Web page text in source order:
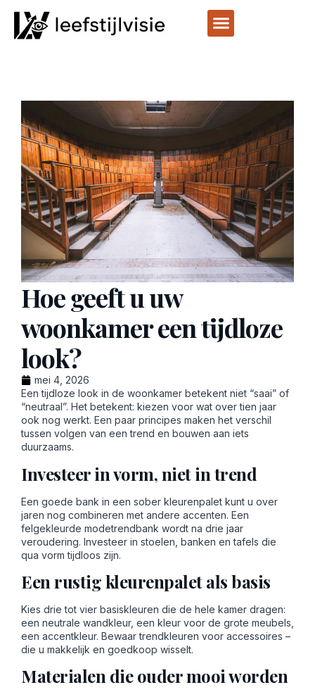
Hoe geeft u uw
woonkamer een tijdloze
look?
mei 4, 2026
Een tijdloze look in de woonkamer betekent niet “saai” of
“neutraal”. Het betekent: kiezen voor wat over tien jaar
ook nog werkt. Een paar principes maken het verschil
tussen volgen van een trend en bouwen aan iets
duurzaams.
Investeer in vorm, niet in trend
Een goede bank in een sober kleurenpalet kunt u over
jaren nog combineren met andere accenten. Een
felgekleurde modetrendbank wordt na drie jaar
veroudering. Investeer in stoelen, banken en tafels die
qua vorm tijdloos zijn.
Een rustig kleurenpalet als basis
Kies drie tot vier basiskleuren die de hele kamer dragen:
een neutrale wandkleur, een kleur voor de grote meubels,
een accentkleur. Bewaar trendkleuren voor accessoires –
die u makkelijk en goedkoop wisselt.
Materialen die ouder mooi worden